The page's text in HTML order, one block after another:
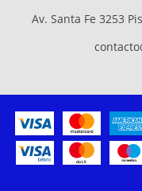
Av. Santa Fe 3253